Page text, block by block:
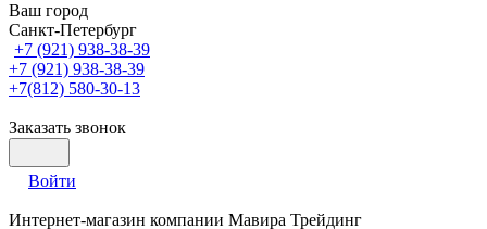
Ваш город
Санкт-Петербург
+7 (921) 938-38-39
+7 (921) 938-38-39
+7(812) 580-30-13
Заказать звонок
Войти
Интернет-магазин компании Мавира Трейдинг